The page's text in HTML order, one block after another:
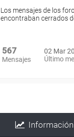
Los mensajes de los
encontraban cerrados
567
Mensajes
02 Mar
Último
Información